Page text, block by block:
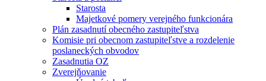
Starosta
Majetkové pomery verejného funkcionára
Plán zasadnutí obecného zastupiteľstva
Komisie pri obecnom zastupiteľstve a rozdelenie
poslaneckých obvodov
Zasadnutia OZ
Zverejňovanie